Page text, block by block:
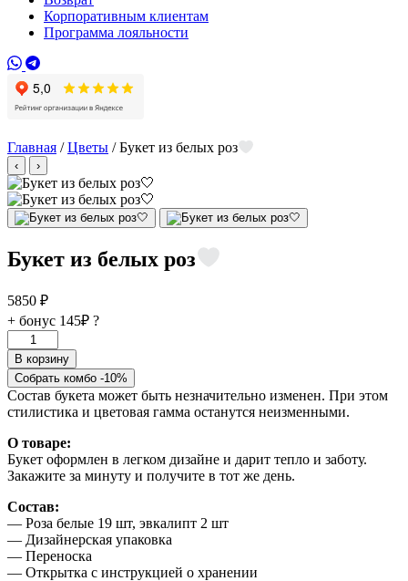
Корпоративным клиентам
Программа лояльности
Главная /Цветы / Букет из белых роз
‹ ›
Букет из белых роз
5850 ₽
+ бонус 145₽ ?
Количество
товара
Букет
из
белых
роз
В корзину
Собрать комбо -10%
Состав букета может быть незначительно изменен. При этом
стилистика и цветовая гамма останутся неизменными.
О товаре:
Букет оформлен в легком дизайне и дарит тепло и заботу.
Закажите за минуту и получите в тот же день.
Состав:
— Роза белые 19 шт, эвкалипт 2 шт
— Дизайнерская упаковка
— Переноска
— Открытка с инструкцией о хранении